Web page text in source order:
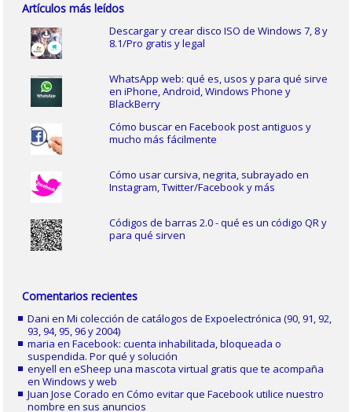
Artículos más leídos
Descargar y crear disco ISO de Windows 7, 8 y
8.1/Pro gratis y legal
WhatsApp web: qué es, usos y para qué sirve
en iPhone, Android, Windows Phone y
BlackBerry
Cómo buscar en Facebook post antiguos y
mucho más fácilmente
Cómo usar cursiva, negrita, subrayado en
Instagram, Twitter/Facebook y más
Códigos de barras 2.0 - qué es un código QR y
para qué sirven
Comentarios recientes
Dani enMi colección de catálogos de Expoelectrónica (90, 91, 92,
93, 94, 95, 96 y 2004)
maria enFacebook: cuenta inhabilitada, bloqueada o
suspendida. Por qué y solución
enyell eneSheep una mascota virtual gratis que te acompaña
en Windows y web
Juan Jose Corado enCómo evitar que Facebook utilice nuestro
nombre en sus anuncios